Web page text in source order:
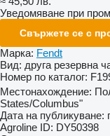
Уведомяване при
Свържете се с
Марка: Fendt
Вид: друга резервна
Номер по каталог:
Местонахождение:
States/Columbus"
Дата на публикуване:
Agroline ID: DY50398